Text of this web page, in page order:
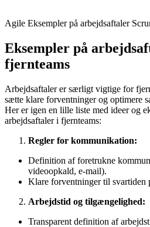
Agile Eksempler på arbejdsaftaler
Eksempler på
fjernteams
Arbejdsaftaler er særligt vigtige for
sætte klare forventninger og optimere
Her er igen en lille liste med ideer og
arbejdsaftaler i fjernteams:
Regler for kommunikation:
Definition af foretrukne
videoopkald, e-mail).
Klare forventninger til svartiden
Arbejdstid og tilgængelighed:
Transparent definition af